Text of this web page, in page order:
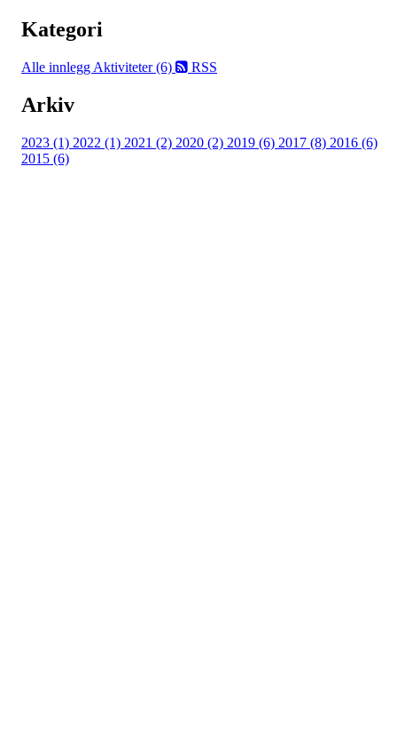
Kategori
Alle innlegg Aktiviteter (6) RSS
Arkiv
2023 (1) 2022 (1) 2021 (2) 2020 (2) 2019 (6) 2017 (8) 2016 (6)
2015 (6)